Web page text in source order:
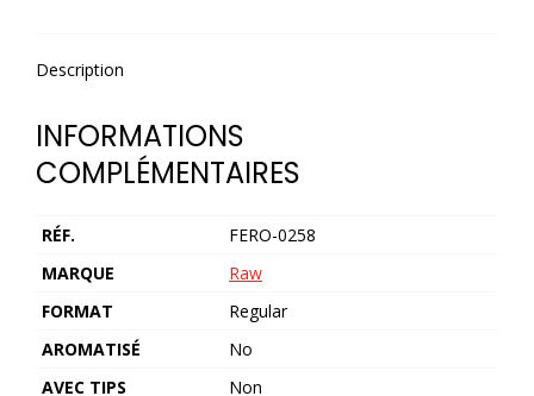
Description
INFORMATIONS
COMPLÉMENTAIRES
RÉF.
FERO-0258
MARQUE
Raw
FORMAT
Regular
AROMATISÉ
No
AVEC TIPS
Non